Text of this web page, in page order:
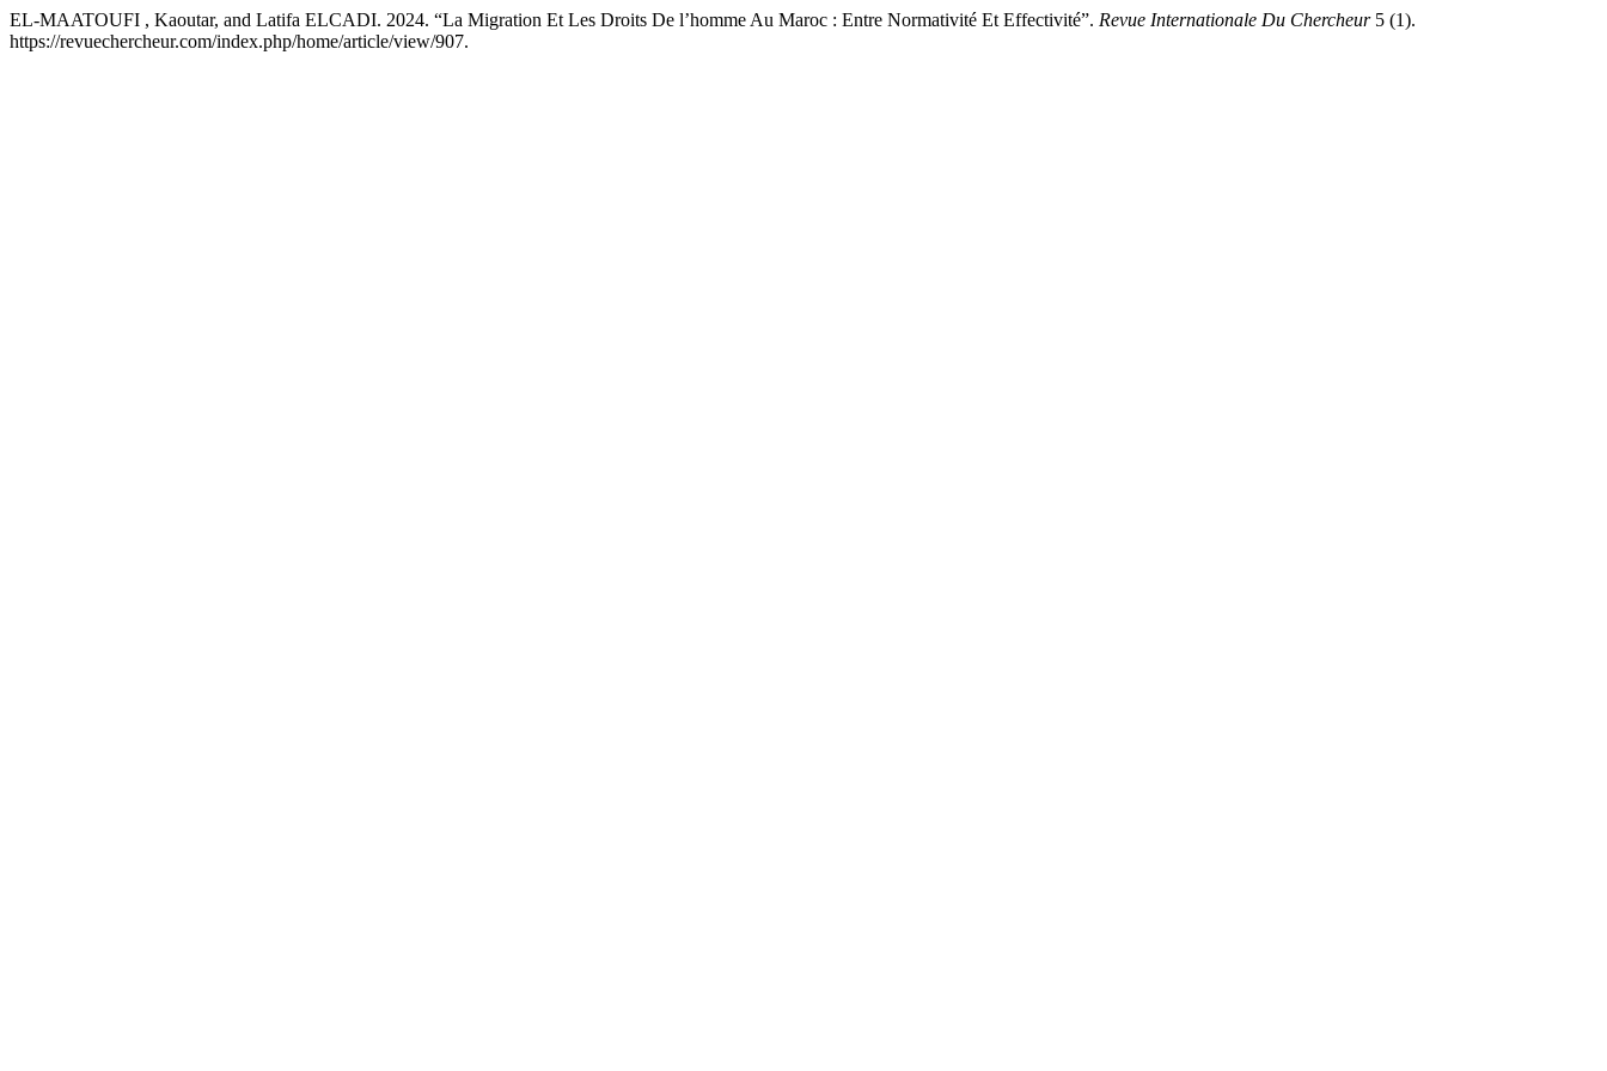
EL-MAATOUFI , Kaoutar, and Latifa ELCADI. 2024. “La Migration Et Les Droits De l’homme Au Maroc : Entre Normativité Et Effectivité”. Revue Internationale Du Chercheur5 (1).
https://revuechercheur.com/index.php/home/article/view/907.